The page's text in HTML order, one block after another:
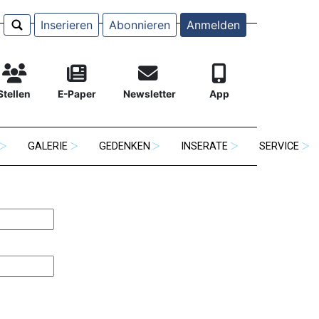
Inserieren Abonnieren Anmelden
E-Paper Newsletter App
GALERIE GEDENKEN INSERATE SERVICE